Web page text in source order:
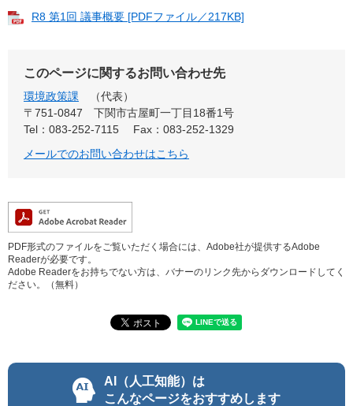
R8 第1回 議事概要 [PDFファイル／217KB]
このページに関するお問い合わせ先
環境政策課
代表
〒751-0847
下関市古屋町一丁目18番1号
Tel：083-252-7115
Fax：083-252-1329
メールでのお問い合わせはこちら
PDF形式のファイルをご覧いただく場合には、Adobe社が提供するAdobe
Readerが必要です。
Adobe Readerをお持ちでない方は、バナーのリンク先からダウンロードしてく
ださい。（無料）
AI（人工知能）は
こんなページをおすすめします